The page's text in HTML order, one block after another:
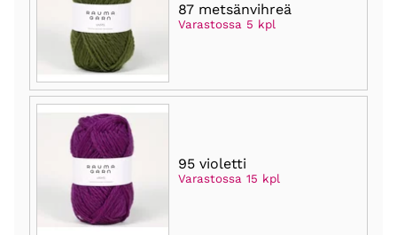
87 metsänvihreä
Varastossa 5 kpl
95 violetti
Varastossa 15 kpl